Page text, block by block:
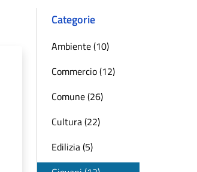
Categorie
Ambiente (10)
Commercio (12)
Comune (26)
Cultura (22)
Edilizia (5)